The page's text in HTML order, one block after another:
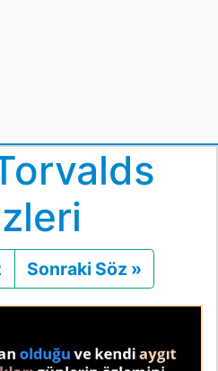
Önceki
Sonraki Söz »